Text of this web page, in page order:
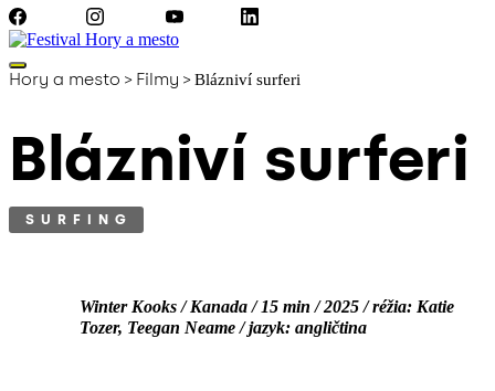
Hory a mesto > Filmy >Blázniví surferi
Blázniví surferi
SURFING
Winter Kooks / Kanada / 15 min / 2025 / réžia: Katie
Tozer, Teegan Neame / jazyk: angličtina